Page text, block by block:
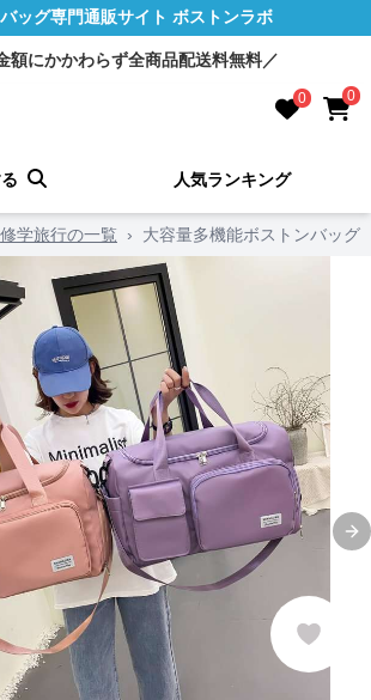
ッグ専門通販サイト ボストンラボ
額にかかわらず全商品配送料無料／
0 0
人気ランキング
修学旅行の一覧 › 大容量多機能ボストンバッグ